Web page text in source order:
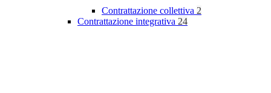
Contrattazione collettiva 2
Contrattazione integrativa 24